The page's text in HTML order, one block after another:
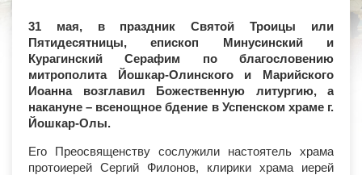
31 мая, в праздник Святой Троицы или
Пятидесятницы, епископ Минусинский и
Курагинский Серафим по благословению
митрополита Йошкар-Олинского и Марийского
Иоанна возглавил Божественную литургию, а
накануне – всенощное бдение в Успенском храме г.
Йошкар-Олы.
Его Преосвященству сослужили настоятель храма
протоиерей Сергий Филонов, клирики храма иерей